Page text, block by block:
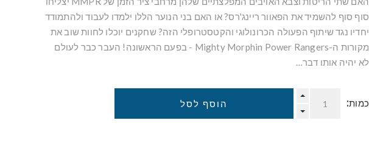
סוף סוף להשמיד את הפאוור ריינג'רס? או האם בני הנוער הללו ילמדו לעבוד ולהתמודד
יחדיו נגד שיתוף הפעולה הכרונולוגי והקטסטרופלי הזה? שחקנים יוכלו לחוות שוב את
מקורות ה-Mighty Morphin Power Rangers - בפעם הראשונה! העבר כבר לעולם
לא יהיה אותו דבר…
כמות: הוסף לסל